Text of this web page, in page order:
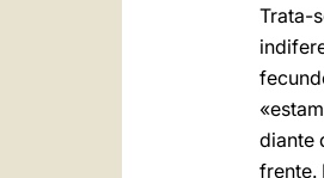
Trata-
diante
frente.